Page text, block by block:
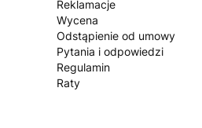
Reklamacje
Wycena
Odstąpienie od umowy
Pytania i odpowiedzi
Regulamin
Raty